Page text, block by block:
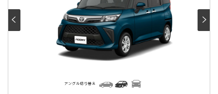
アングル切り替え